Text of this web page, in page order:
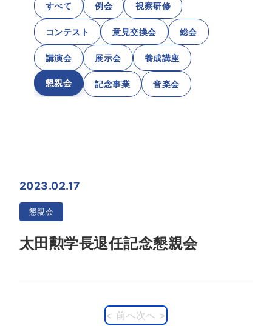
すべて 例会 視察研修
コンテスト 意見交換会 総会
講演会 展示会 養成講座
懇親会 記念事業 音楽会
2023.02.17
懇親会
太田勲学長退任記念懇親会
< 前へ次へ >